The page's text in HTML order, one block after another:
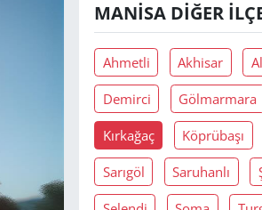
MANISA DIĞER
Ahmetli Akhisar
Demirci Gölmarmara
Kırkağaç Köprübaşı
Sarıgöl Saruhanlı